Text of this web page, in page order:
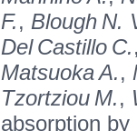
F., Blough N.
Del Castillo C.
Matsuoka A.,
Tzortziou M.,
absorption